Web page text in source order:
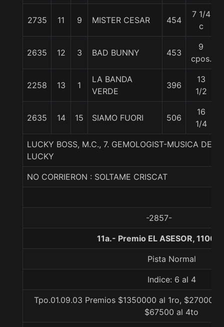
2735 11 9 MISTER CESAR 454
7 1/4
c
2635 12 3 BAD BUNNY 453
9
cpos.
2258 13 1
LA BANDA
VERDE
396
13
1/2
2635 14 15 SIAMO FUORI 506
16
1/4
LUCKY BOSS, M.C., 7. GEMOLOGIST-MUSICA DE
LUCKY
NO CORRIERON : SOLTAME CRISCAT
-2857-
11a.- Premio EL ASESOR, 1100
Pista Normal
Indice: 6 al 4
Tpo.01.09.03 Premios $1350000 al 1ro, $270000
$67500 al 4to